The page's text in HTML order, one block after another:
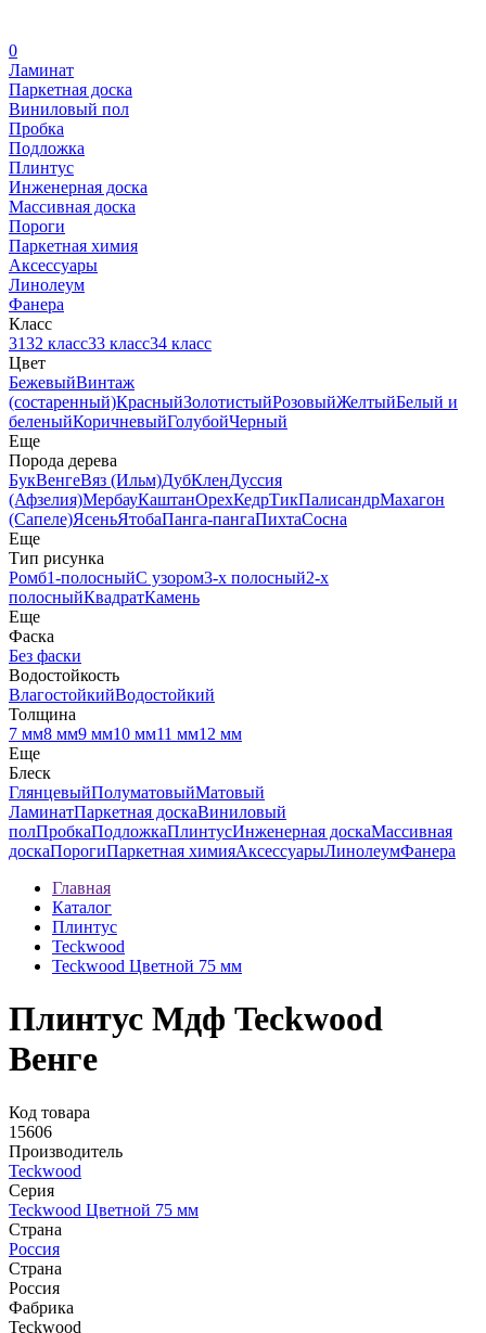
0
Ламинат
Паркетная доска
Виниловый пол
Пробка
Подложка
Плинтус
Инженерная доска
Массивная доска
Пороги
Паркетная химия
Аксессуары
Линолеум
Фанера
Класс
3132 класс33 класс34 класс
Цвет
БежевыйВинтаж
(состаренный)КрасныйЗолотистыйРозовыйЖелтыйБелый и
беленыйКоричневыйГолубойЧерный
Еще
Порода дерева
БукВенгеВяз (Ильм)ДубКленДуссия
(Афзелия)МербауКаштанОрехКедрТикПалисандрМахагон
(Сапеле)ЯсеньЯтобаПанга-пангаПихтаСосна
Еще
Тип рисунка
Ромб1-полосныйС узором3-х полосный2-х
полосныйКвадратКамень
Еще
Фаска
Без фаски
Водостойкость
ВлагостойкийВодостойкий
Толщина
7 мм8 мм9 мм10 мм11 мм12 мм
Еще
Блеск
ГлянцевыйПолуматовыйМатовый
ЛаминатПаркетная доскаВиниловый
полПробкаПодложкаПлинтусИнженерная доскаМассивная
доскаПорогиПаркетная химияАксессуарыЛинолеумФанера
Главная
Каталог
Плинтус
Teckwood
Teckwood Цветной 75 мм
Плинтус Мдф Teckwood
Венге
Код товара
15606
Производитель
Teckwood
Серия
Teckwood Цветной 75 мм
Страна
Россия
Страна
Россия
Фабрика
Teckwood